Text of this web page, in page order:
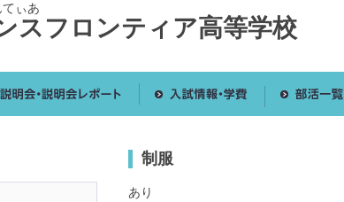
ぃあ
スフロンティア高等学校
制服
あり